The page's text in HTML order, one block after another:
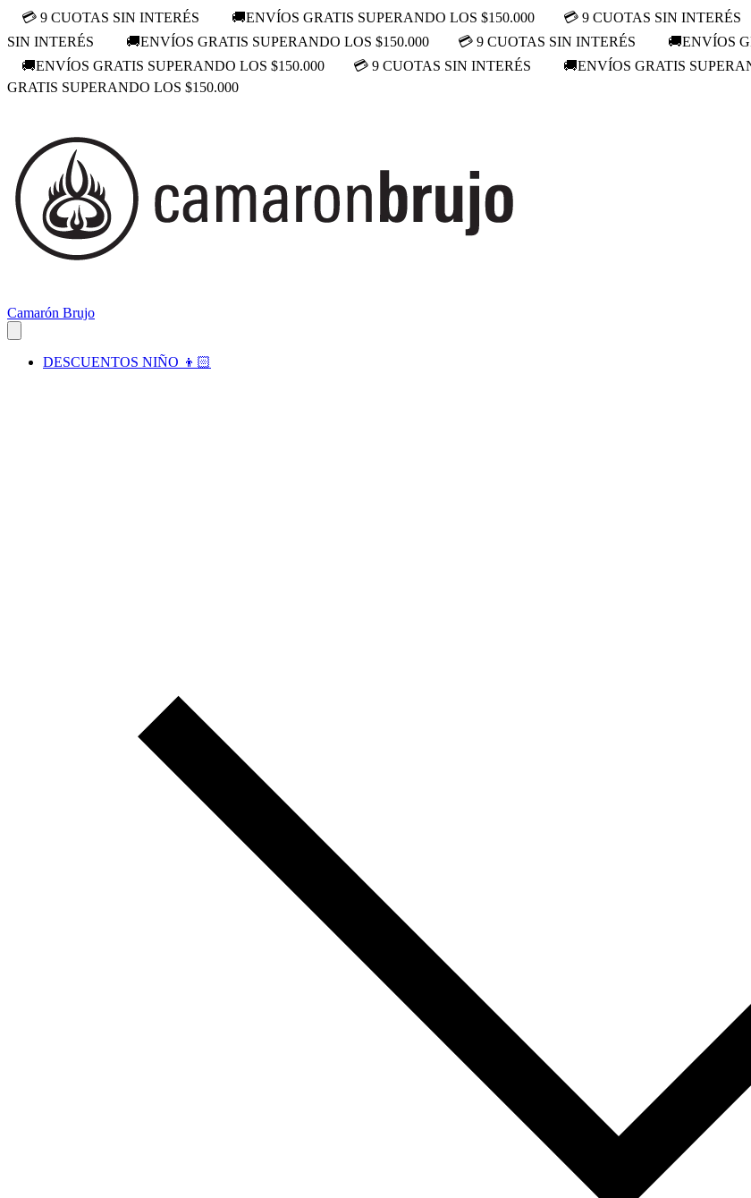
💳 9 CUOTAS SIN INTERÉS 🚚ENVÍOS GRATIS SUPERANDO LOS $150.000 💳 9 CUOTAS SIN INTERÉS
SIN INTERÉS
🚚ENVÍOS GRATIS SUPERANDO LOS $150.000 💳 9 CUOTAS SIN INTERÉS 🚚ENVÍOS
🚚ENVÍOS GRATIS SUPERANDO LOS $150.000
💳 9 CUOTAS SIN INTERÉS 🚚ENVÍOS GRATIS
GRATIS SUPERANDO LOS $150.000
Camarón Brujo
DESCUENTOS NIÑO 👦🏻